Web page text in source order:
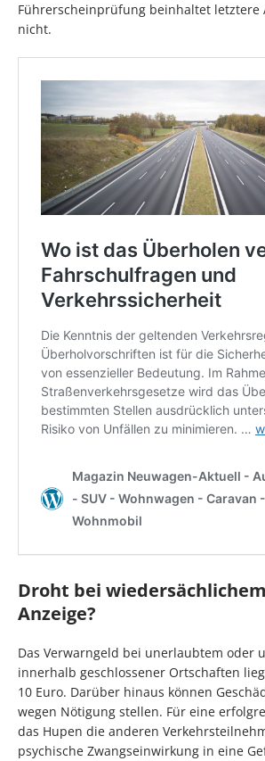
Führerscheinprüfung beinhaltet letztere
nicht.
Droht bei
Anzeige?
Das Verwarngeld bei unerlaubtem oder
innerhalb geschlossener Ortschaften
10 Euro. Darüber hinaus können
wegen Nötigung stellen. Für eine
das Hupen die anderen
psychische Zwangseinwirkung in eine